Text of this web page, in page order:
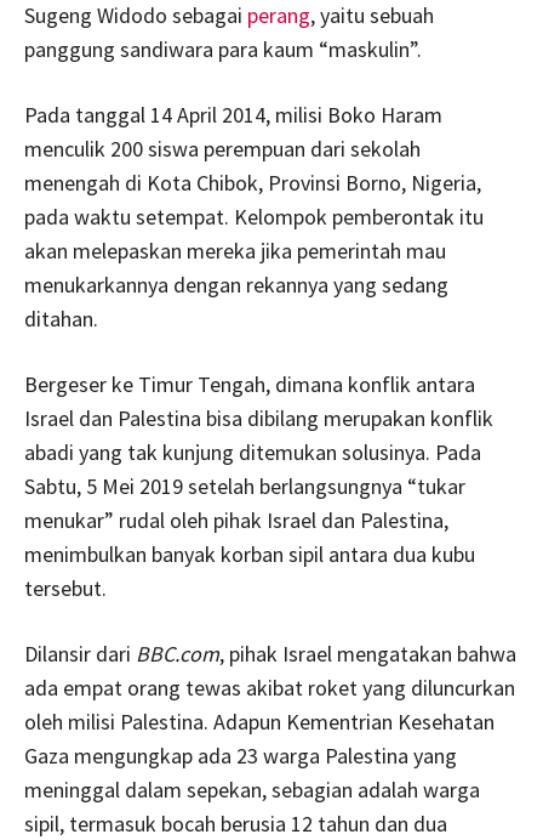
Sugeng Widodo sebagai perang, yaitu sebuah
panggung sandiwara para kaum “maskulin”.
Pada tanggal 14 April 2014, milisi Boko Haram
menculik 200 siswa perempuan dari sekolah
menengah di Kota Chibok, Provinsi Borno, Nigeria,
pada waktu setempat. Kelompok pemberontak itu
akan melepaskan mereka jika pemerintah mau
menukarkannya dengan rekannya yang sedang
ditahan.
Bergeser ke Timur Tengah, dimana konflik antara
Israel dan Palestina bisa dibilang merupakan konflik
abadi yang tak kunjung ditemukan solusinya. Pada
Sabtu, 5 Mei 2019 setelah berlangsungnya “tukar
menukar” rudal oleh pihak Israel dan Palestina,
menimbulkan banyak korban sipil antara dua kubu
tersebut.
Dilansir dari BBC.com, pihak Israel mengatakan bahwa
ada empat orang tewas akibat roket yang diluncurkan
oleh milisi Palestina. Adapun Kementrian Kesehatan
Gaza mengungkap ada 23 warga Palestina yang
meninggal dalam sepekan, sebagian adalah warga
sipil, termasuk bocah berusia 12 tahun dan dua